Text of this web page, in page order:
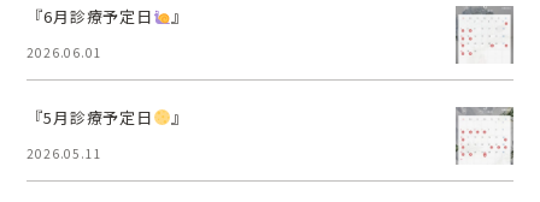
『6月診療予定日 』
2026.06.01
『5月診療予定日 』
2026.05.11